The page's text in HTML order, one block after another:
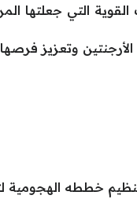
نقطة، بعد سلسلة من الأداءات
تنظيم خططه